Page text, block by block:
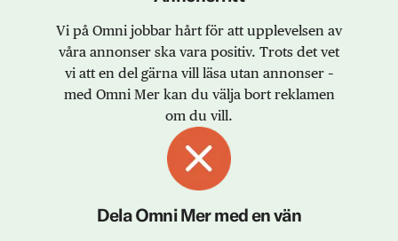
Vi på Omni jobbar hårt för att upplevelsen av
våra annonser ska vara positiv. Trots det vet
vi att en del gärna vill läsa utan annonser –
med Omni Mer kan du välja bort reklamen
om du vill.
Dela Omni Mer med en vän